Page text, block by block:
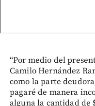
“Por medio del
Camilo Hernández
como la parte
pagaré de manera
alguna la cantidad de